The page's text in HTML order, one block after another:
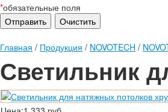
*обязательные поля
Главная / Продукция / NOVOTECH /
Светильник